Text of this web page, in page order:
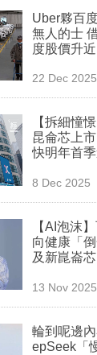
Uber夥百
無人的士
度股價升
22 Dec 2025
【拆細憧
昆侖芯上
快明年首
8 Dec 2025
【AI泡沫
向健康「
及新崑崙芯
13 Nov 2025
輪到呢邊
epSeek「